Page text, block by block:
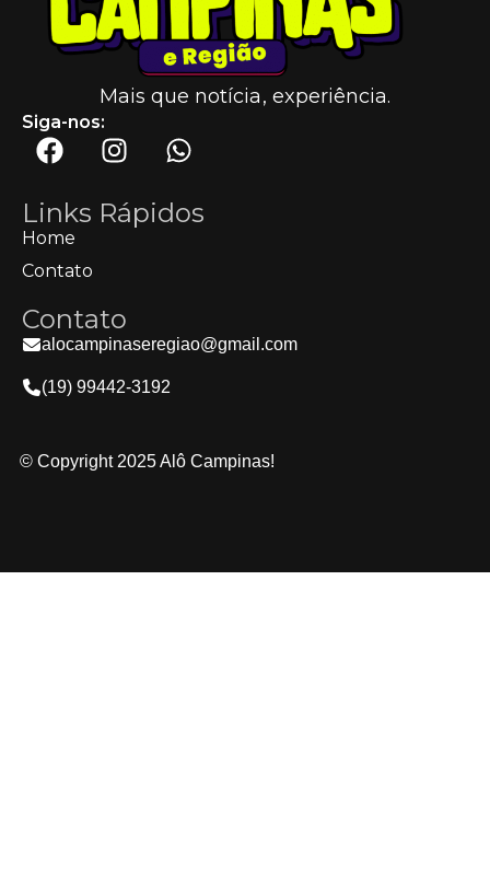
Mais que notícia, experiência.
Siga-nos:
Links Rápidos
Home
Contato
Contato
alocampinaseregiao@gmail.com
(19) 99442-3192
© Copyright 2025 Alô Campinas!